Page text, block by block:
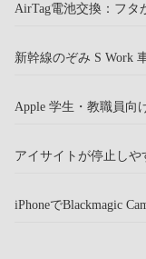
AirTag電池交換：フタ
新幹線のぞみ S Work
Apple 学生・教職員向
アイサイトが停止しや
iPhoneでBlackmagic